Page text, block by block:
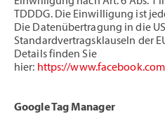
TDDDG. Die Einwilligung ist
Die Datenübertragung in die
Standardvertragsklauseln der
Details finden Sie
hier: https://
Google Tag Manager